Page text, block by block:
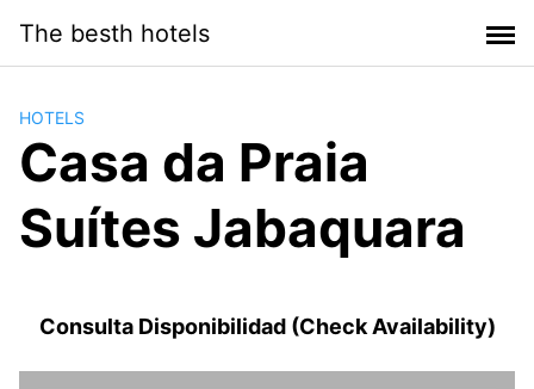
contenido
The besth hotels
HOTELS
Casa da Praia
Suítes Jabaquara
Consulta Disponibilidad (Check Availability)